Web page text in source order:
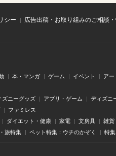
シー
広告出稿・お取り組みのご相談
本・マンガ ゲーム イベント アー
ズニーグッズ アプリ・ゲーム ディズニ
ファミレス
ダイエット・健康 家電 文房具 雑貨
旅特集 ペット特集：ウチのかぞく 特